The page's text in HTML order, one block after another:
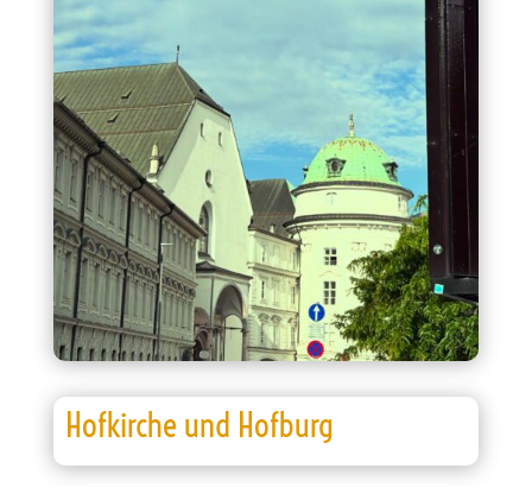
Hofkirche und Hofburg